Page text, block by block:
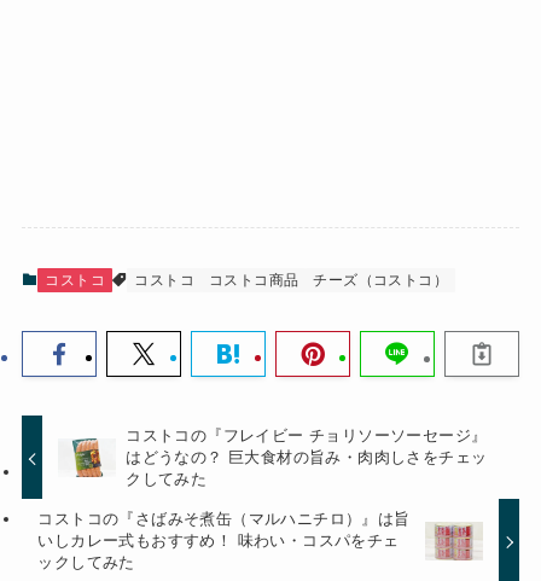
コストコ コストコ コストコ商品 チーズ（コストコ）
コストコの『フレイビー チョリソーソーセージ』
はどうなの？ 巨大食材の旨み・肉肉しさをチェッ
クしてみた
コストコの『さばみそ煮缶（マルハニチロ）』は旨
いしカレー式もおすすめ！ 味わい・コスパをチェ
ックしてみた